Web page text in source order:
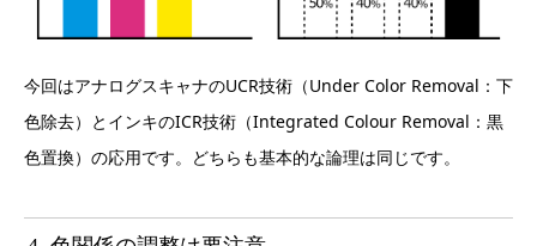
今回はアナログスキャナのUCR技術（Under Color Removal：下
色除去）とインキのICR技術（Integrated Colour Removal：黒
色置換）の応用です。どちらも基本的な論理は同じです。